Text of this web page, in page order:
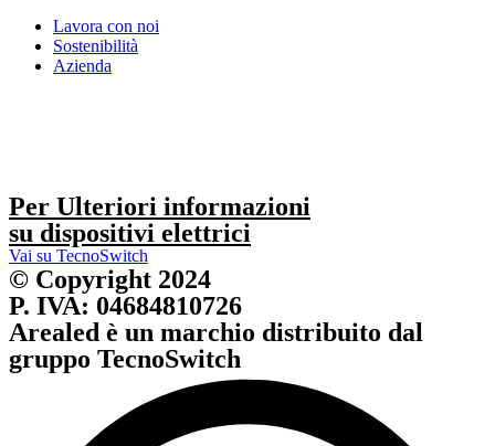
Lavora con noi
Sostenibilità
Azienda
Per Ulteriori informazioni
su dispositivi elettrici
Vai su TecnoSwitch
© Copyright 2024
P. IVA: 04684810726
Arealed è un marchio distribuito dal
gruppo TecnoSwitch